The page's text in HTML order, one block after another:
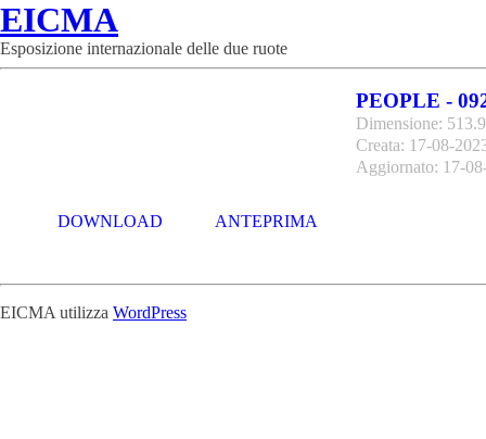
EICMA
Esposizione internazionale delle due ruote
PEOPLE -
Dimensione:
Creata: 17-08-
Aggiornato: 17-
DOWNLOAD ANTEPRIMA
EICMA utilizza WordPress